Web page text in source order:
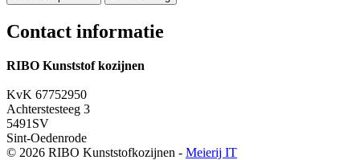
Contact informatie
RIBO Kunststof kozijnen
KvK 67752950
Achterstesteeg 3
5491SV
Sint-Oedenrode
© 2026 RIBO Kunststofkozijnen - Meierij IT